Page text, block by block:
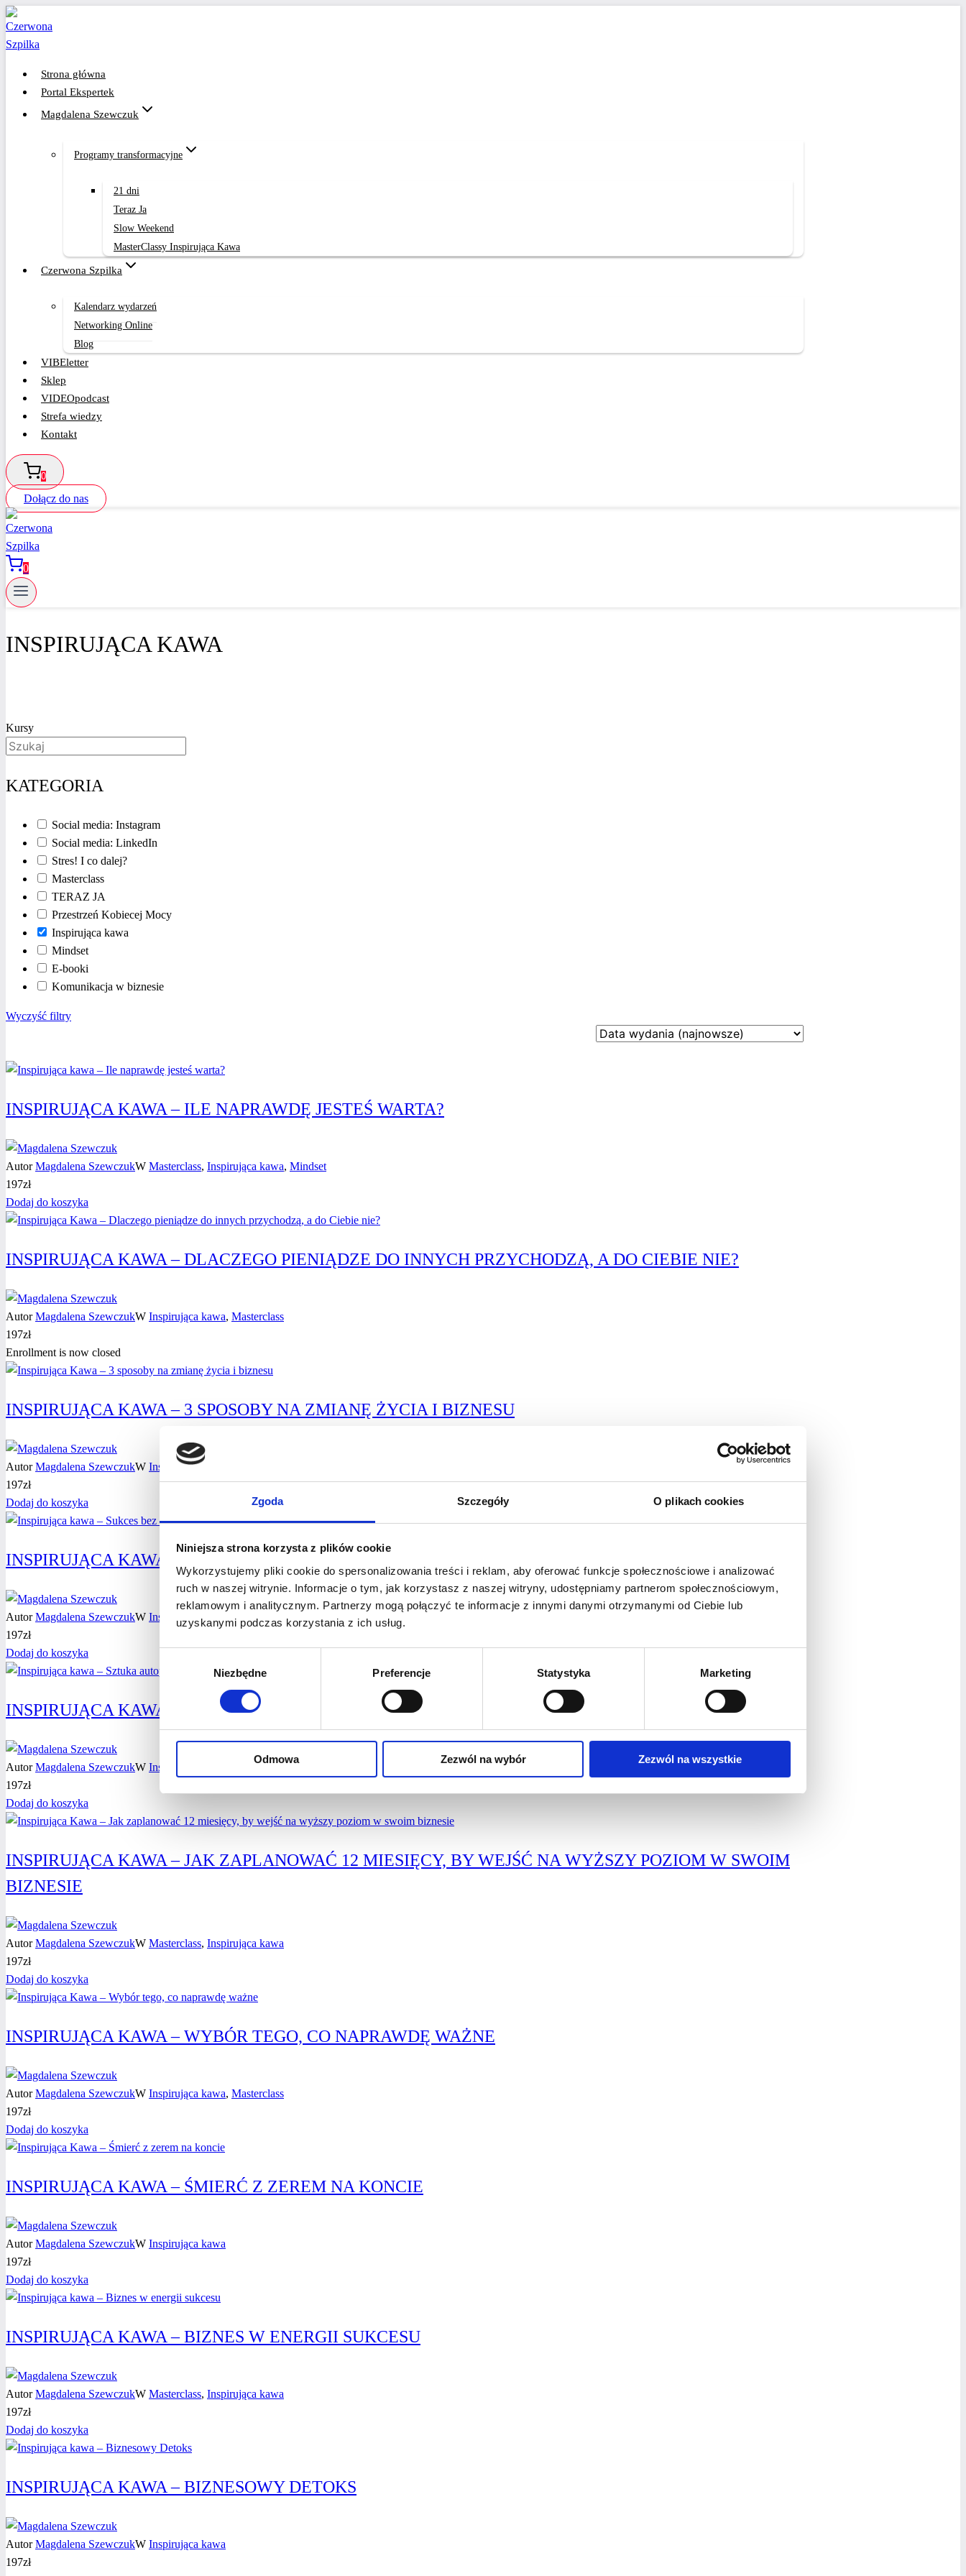
Zgoda Szczegóły O plikach cookies
Niniejsza strona korzysta z plików cookie
Wykorzystujemy pliki cookie do spersonalizowania treści i reklam, aby oferować funkcje społecznościowe i analizować
ruch w naszej witrynie. Informacje o tym, jak korzystasz z naszej witryny, udostępniamy partnerom społecznościowym,
reklamowym i analitycznym. Partnerzy mogą połączyć te informacje z innymi danymi otrzymanymi od Ciebie lub
uzyskanymi podczas korzystania z ich usług.
zgody
Niezbędne Preferencje Statystyka Marketing
Odmowa Zezwól na wybór Zezwól na wszystkie
Przejdź
do
treści
Strona główna
Portal Ekspertek
Magdalena Szewczuk
Programy transformacyjne
21 dni
Teraz Ja
Slow Weekend
MasterClassy Inspirująca Kawa
Czerwona Szpilka
Kalendarz wydarzeń
Networking Online
Blog
VIBEletter
Sklep
VIDEOpodcast
Strefa wiedzy
Kontakt
0
Dołącz do nas
0
INSPIRUJĄCA KAWA
Kursy
KATEGORIA
Social media: Instagram
Social media: LinkedIn
Stres! I co dalej?
Masterclass
TERAZ JA
Przestrzeń Kobiecej Mocy
Inspirująca kawa
Mindset
E-booki
Komunikacja w biznesie
Wyczyść filtry
INSPIRUJĄCA KAWA – ILE NAPRAWDĘ JESTEŚ WARTA?
AutorMagdalena SzewczukW Masterclass, Inspirująca kawa, Mindset
197zł
Dodaj do koszyka
INSPIRUJĄCA KAWA – DLACZEGO PIENIĄDZE DO INNYCH PRZYCHODZĄ, A DO CIEBIE NIE?
AutorMagdalena SzewczukW Inspirująca kawa, Masterclass
197zł
Enrollment is now closed
INSPIRUJĄCA KAWA – 3 SPOSOBY NA ZMIANĘ ŻYCIA I BIZNESU
AutorMagdalena SzewczukW Inspirująca kawa
197zł
Dodaj do koszyka
INSPIRUJĄCA KAWA – SUKCES BEZ STRATY RELACJI
AutorMagdalena SzewczukW Inspirująca kawa
Mindset
197zł
Dodaj do koszyka
INSPIRUJĄCA KAWA – SZTUKA AUTOPREZENTACJI
AutorMagdalena SzewczukW Inspirująca kawa
197zł
Dodaj do koszyka
INSPIRUJĄCA KAWA – JAK ZAPLANOWAĆ 12 MIESIĘCY, BY WEJŚĆ NA WYŻSZY POZIOM W SWOIM
BIZNESIE
AutorMagdalena SzewczukW Masterclass, Inspirująca kawa
197zł
Dodaj do koszyka
INSPIRUJĄCA KAWA – WYBÓR TEGO, CO NAPRAWDĘ WAŻNE
AutorMagdalena SzewczukW Inspirująca kawa, Masterclass
197zł
Dodaj do koszyka
INSPIRUJĄCA KAWA – ŚMIERĆ Z ZEREM NA KONCIE
AutorMagdalena SzewczukW Inspirująca kawa
197zł
Dodaj do koszyka
INSPIRUJĄCA KAWA – BIZNES W ENERGII SUKCESU
AutorMagdalena SzewczukW Masterclass, Inspirująca kawa
197zł
Dodaj do koszyka
INSPIRUJĄCA KAWA – BIZNESOWY DETOKS
AutorMagdalena SzewczukW Inspirująca kawa
197zł